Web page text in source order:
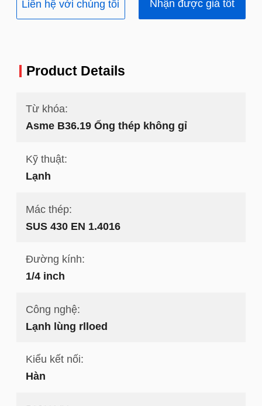
Liên hệ với chúng tôi Nhận được giá tốt
Product Details
Từ khóa:
Asme B36.19 Ống thép không gỉ
Kỹ thuật:
Lạnh
Mác thép:
SUS 430 EN 1.4016
Đường kính:
1/4 inch
Công nghệ:
Lạnh lùng rlloed
Kiểu kết nối:
Hàn